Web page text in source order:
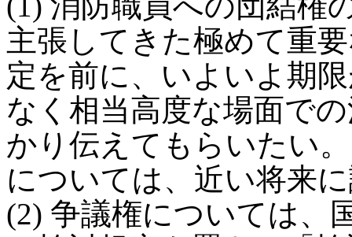
主張してきた極めて重
定を前に、いよいよ期
なく相当高度な場面で
かり伝えてもらいたい
については、近い将来
(2) 争議権については、